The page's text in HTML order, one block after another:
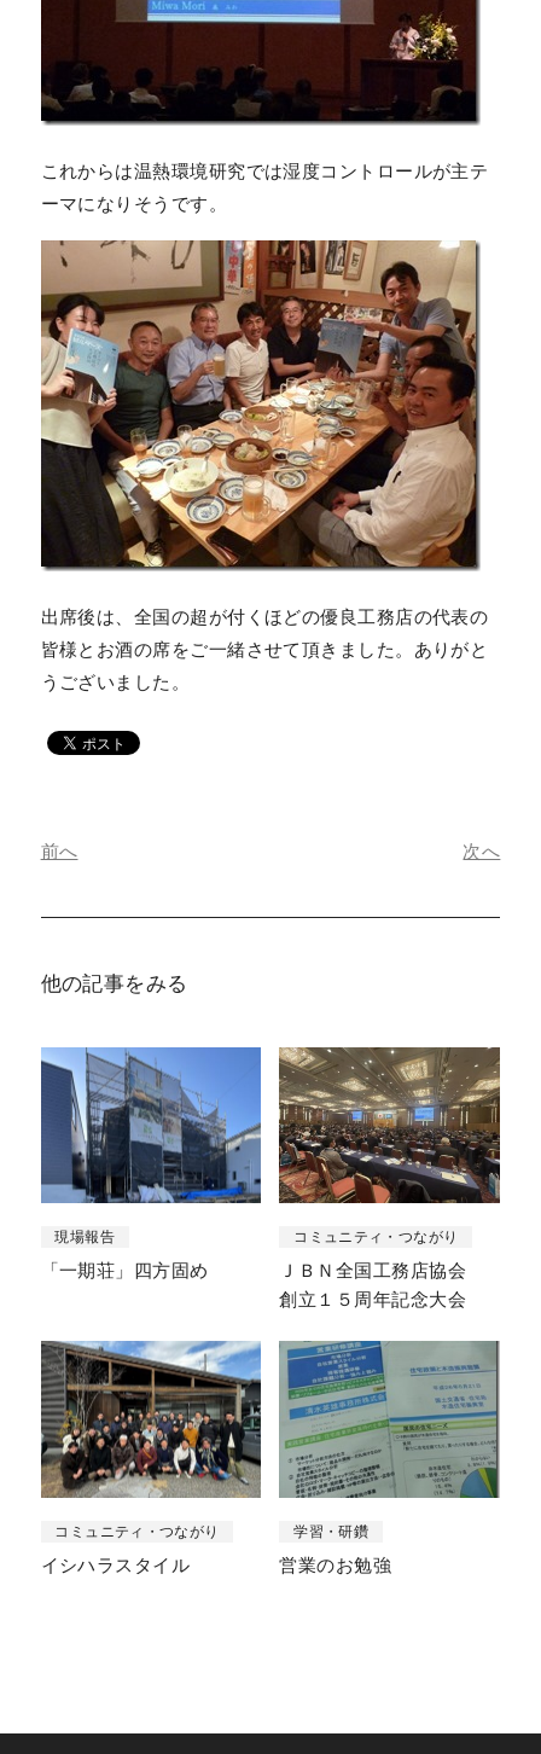
これからは温熱環境研究では湿度コントロールが主テ
ーマになりそうです。
出席後は、全国の超が付くほどの優良工務店の代表の
皆様とお酒の席をご一緒させて頂きました。ありがと
うございました。
前へ 次へ
他の記事をみる
現場報告
「一期荘」四方固め
コミュニティ・つながり
ＪＢＮ全国工務店協会
創立１５周年記念大会
コミュニティ・つながり
イシハラスタイル
学習・研鑽
営業のお勉強